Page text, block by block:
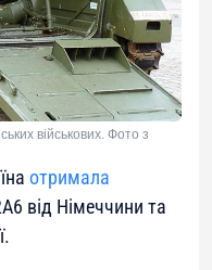
військових. Фото з
отримала
від Німеччини та